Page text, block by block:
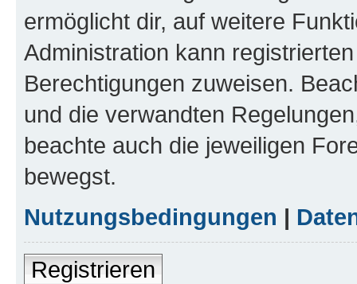
ermöglicht dir, auf weitere
Administration kann
Berechtigungen zuweisen.
und die verwandten
beachte auch die jeweiligen
bewegst.
Nutzungsbedingungen |
Registrieren